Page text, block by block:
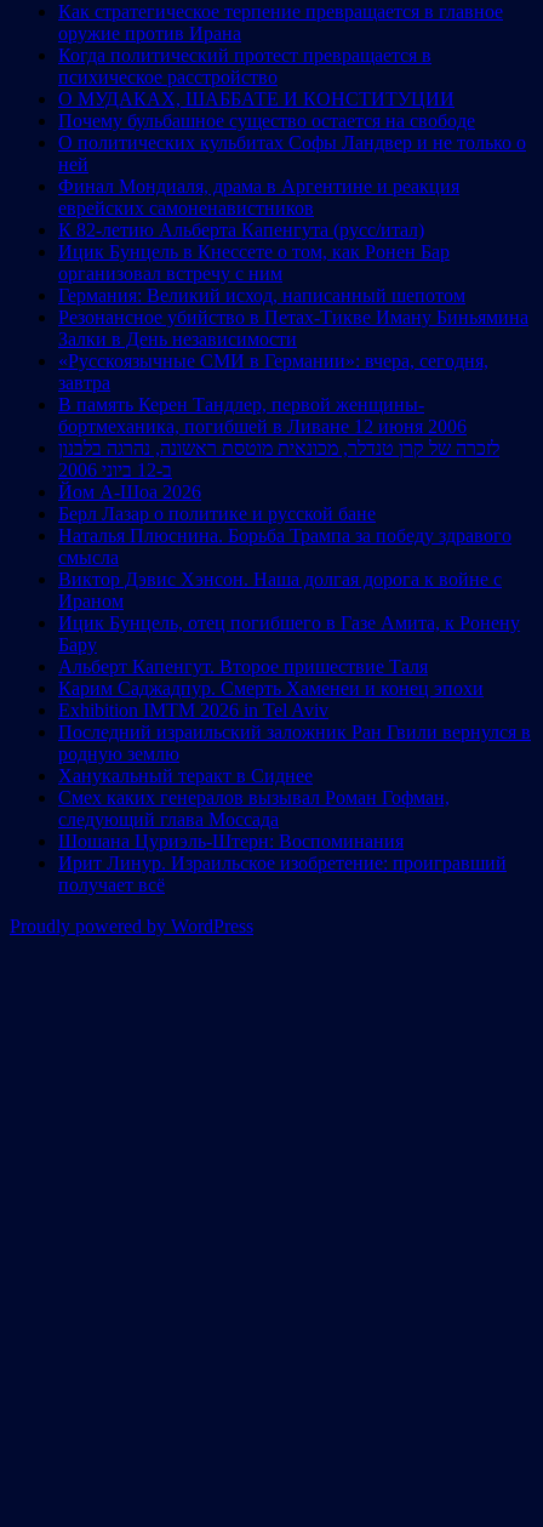
Как стратегическое терпение превращается в главное
оружие против Ирана
Когда политический протест превращается в
психическое расстройство
О МУДАКАХ, ШАББАТЕ И КОНСТИТУЦИИ
Почему бульбашное существо остается на свободе
О политических кульбитах Софы Ландвер и не только о
ней
Финал Мондиаля, драма в Аргентине и реакция
еврейских самоненавистников
К 82-летию Альберта Капенгута (русс/итал)
Ицик Бунцель в Кнессете о том, как Ронен Бар
организовал встречу с ним
Германия: Великий исход, написанный шепотом
Резонансное убийство в Петах-Тикве Иману Биньямина
Залки в День независимости
«Русскоязычные СМИ в Германии»: вчера, сегодня,
завтра
В память Керен Тандлер, первой женщины-
бортмеханика, погибшей в Ливане 12 июня 2006
לזכרה של קרן טנדלר, מכונאית מוטסת ראשונה, נהרגה בלבנון
ב-12 ביוני 2006
Йом А-Шоа 2026
Берл Лазар о политике и русской бане
Наталья Плюснина. Борьба Трампа за победу здравого
смысла
Виктор Дэвис Хэнсон. Наша долгая дорога к войне с
Ираном
Ицик Бунцель, отец погибшего в Газе Амита, к Ронену
Бару
Альберт Капенгут. Второе пришествие Таля
Карим Саджадпур. Смерть Хаменеи и конец эпохи
Exhibition IMTM 2026 in Tel Aviv
Последний израильский заложник Ран Гвили вернулся в
родную землю
Ханукальный теракт в Сиднее
Смех каких генералов вызывал Роман Гофман,
следующий глава Моссада
Шошана Цуриэль-Штерн: Воспоминания
Ирит Линур. Израильское изобретение: проигравший
получает всё
Proudly powered by WordPress